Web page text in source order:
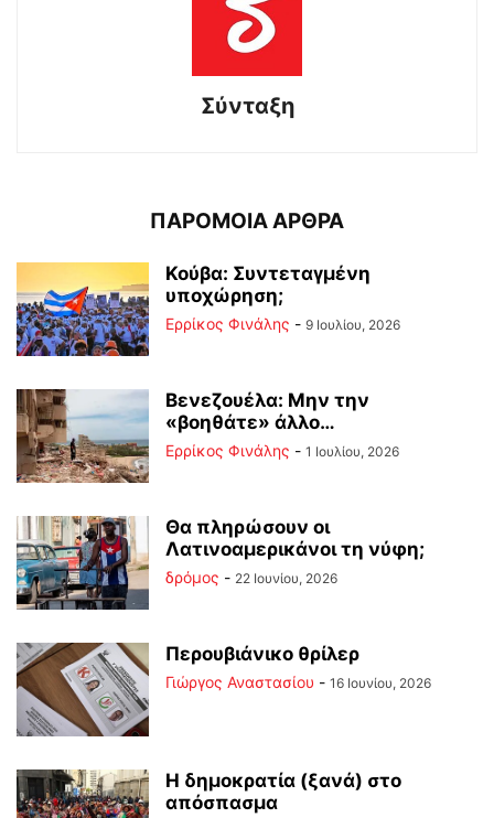
Σύνταξη
ΠΑΡΟΜΟΙΑ ΑΡΘΡΑ
Κούβα: Συντεταγμένη
υποχώρηση;
Ερρίκος Φινάλης - 9 Ιουλίου, 2026
Βενεζουέλα: Μην την
«βοηθάτε» άλλο…
Ερρίκος Φινάλης - 1 Ιουλίου, 2026
Θα πληρώσουν οι
Λατινοαμερικάνοι τη νύφη;
δρόμος - 22 Ιουνίου, 2026
Περουβιάνικο θρίλερ
Γιώργος Αναστασίου - 16 Ιουνίου, 2026
Η δημοκρατία (ξανά) στο
απόσπασμα